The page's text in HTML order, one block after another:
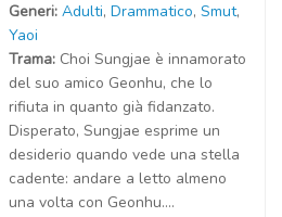
Generi: Adulti, Drammatico, Smut,
Yaoi
Trama: Choi Sungjae è innamorato
del suo amico Geonhu, che lo
rifiuta in quanto già fidanzato.
Disperato, Sungjae esprime un
desiderio quando vede una stella
cadente: andare a letto almeno
una volta con Geonhu....